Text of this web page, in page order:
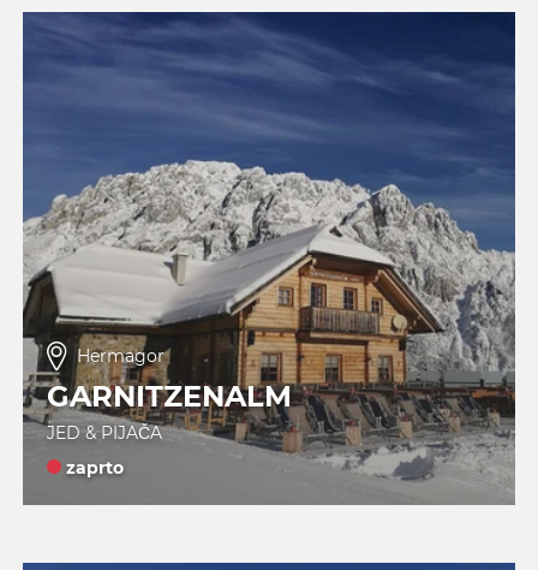
Hermagor
GARNITZENALM
JED & PIJAČA
zaprto